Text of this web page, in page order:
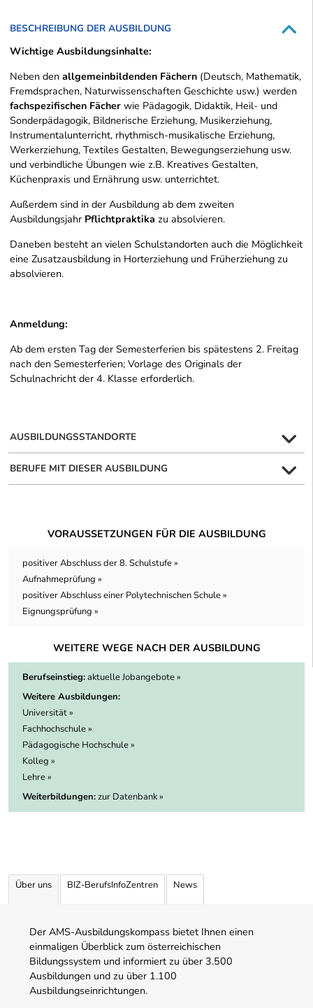
BESCHREIBUNG DER AUSBILDUNG
Wichtige Ausbildungsinhalte:
Neben den allgemeinbildenden Fächern (Deutsch, Mathematik,
Fremdsprachen, Naturwissenschaften Geschichte usw.) werden
fachspezifischen Fächer wie Pädagogik, Didaktik, Heil- und
Sonderpädagogik, Bildnerische Erziehung, Musikerziehung,
Instrumentalunterricht, rhythmisch-musikalische Erziehung,
Werkerziehung, Textiles Gestalten, Bewegungserziehung usw.
und verbindliche Übungen wie z.B. Kreatives Gestalten,
Küchenpraxis und Ernährung usw. unterrichtet.
Außerdem sind in der Ausbildung ab dem zweiten
Ausbildungsjahr Pflichtpraktika zu absolvieren.
Daneben besteht an vielen Schulstandorten auch die Möglichkeit
eine Zusatzausbildung in Horterziehung und Früherziehung zu
absolvieren.
Anmeldung:
Ab dem ersten Tag der Semesterferien bis spätestens 2. Freitag
nach den Semesterferien; Vorlage des Originals der
Schulnachricht der 4. Klasse erforderlich.
AUSBILDUNGSSTANDORTE
BERUFE MIT DIESER AUSBILDUNG
VORAUSSETZUNGEN FÜR DIE AUSBILDUNG
positiver Abschluss der 8. Schulstufe »
Aufnahmeprüfung »
positiver Abschluss einer Polytechnischen Schule »
Eignungsprüfung »
WEITERE WEGE NACH DER AUSBILDUNG
Berufseinstieg:aktuelle Jobangebote »
Weitere Ausbildungen:
Universität »
Fachhochschule »
Pädagogische Hochschule »
Kolleg »
Lehre »
Weiterbildungen:zur Datenbank »
Über uns BIZ-BerufsInfoZentren News
Der AMS-Ausbildungskompass bietet Ihnen einen
einmaligen Überblick zum österreichischen
Bildungssystem und informiert zu über 3.500
Ausbildungen und zu über 1.100
Ausbildungseinrichtungen.